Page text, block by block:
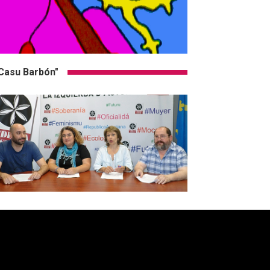
Barbón"